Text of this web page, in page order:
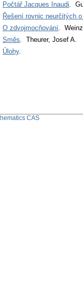
Počtář Jacques Inaudi.
Řešení rovnic neurčitých
O zdvojmocňování.
Směs. Theurer, Josef A.
Úlohy.
CAS